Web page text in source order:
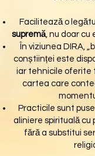
Facilitează o
supremă, nu doar cu
În viziunea DIRA,
conștiinței este
iar tehnicile oferite
cartea care
Practicile sunt
aliniere spirituală cu
fără a substitui